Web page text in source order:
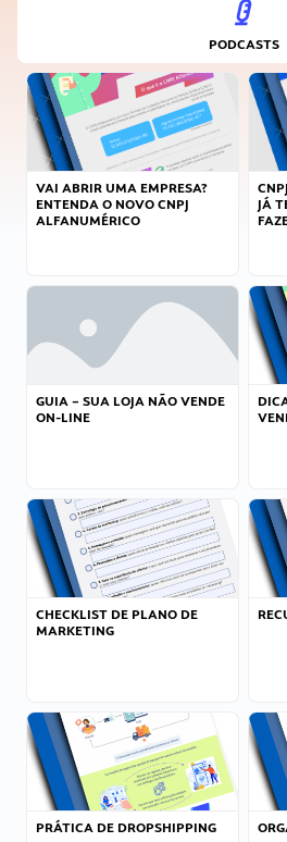
PODCASTS
VAI ABRIR UMA EMPRESA?
ENTENDA O NOVO CNPJ
ALFANUMÉRICO
JÁ
GUIA – SUA LOJA NÃO VENDE
ON-LINE
CHECKLIST DE PLANO DE
MARKETING
PRÁTICA DE DROPSHIPPING